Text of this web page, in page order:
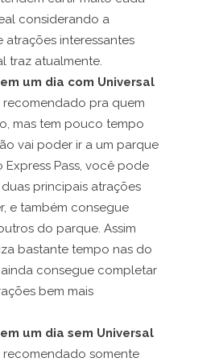
considerando a
atrações interessantes
traz atualmente.
um dia com Universal
recomendado pra quem
mas tem pouco tempo
vai poder ir a um parque
Express Pass, você pode
principais atrações
e também consegue
do parque. Assim
bastante tempo nas do
ainda consegue completar
bem mais
um dia sem Universal
recomendado somente